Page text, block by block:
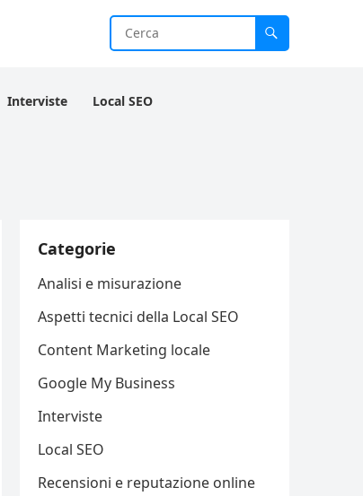
Interviste Local SEO
Categorie
Analisi e misurazione
Aspetti tecnici della Local SEO
Content Marketing locale
Google My Business
Interviste
Local SEO
Recensioni e reputazione online